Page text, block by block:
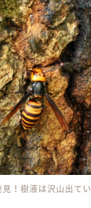
！樹液は沢山出て